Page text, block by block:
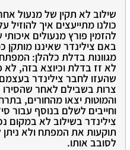
שילוב לא תקין של מנעול
כולנו מתייעצים איך
להזמין פורץ מנעולים
באם צילינדר שאיננו מותקן
מגוונות בדלת כלהלן:
לא זז בדלת וכיוצא בזה,
שהעזו לחבר צילינדר
צרות בשבילם לאחר
והמוטות יצאו מהחורים,
וחייבים לשלם בנוסף עבור
צילינדר בשילוב לא במקום
תוקעות את המפתח ולא
לסובב אותו.